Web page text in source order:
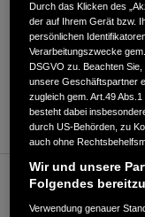
WEBSITE
Verkauf /
Durch das Klicken des
der auf Ihrem Gerät bzw.
persönlichen
Verarbeitungszwecke
DSGVO zu. Beachten
unsere Geschäftspartner
zugleich gem. Art.49
besteht dabei
durch US-Behörden, zu
auch ohne
Wir und unsere
Folgendes
Verwendung genauer